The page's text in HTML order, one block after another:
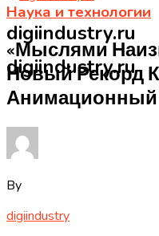
digiindustry.ru
digiindustry.ru
Наука и технологии
«Мыслями
Новый Рекорд
By
digiindustry